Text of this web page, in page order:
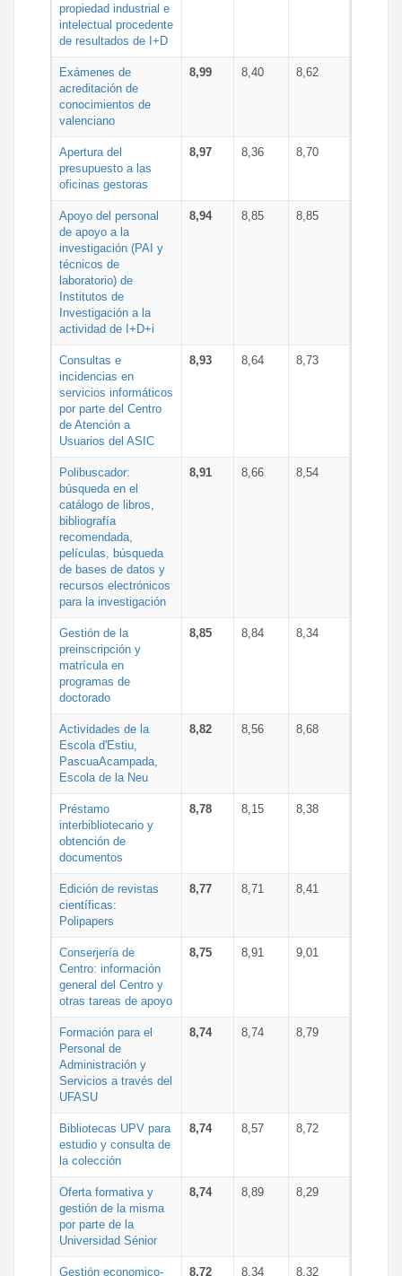
propiedad industrial e
intelectual procedente
de resultados de I+D
Exámenes de
acreditación de
conocimientos de
valenciano
8,99 8,40 8,62
Apertura del
presupuesto a las
oficinas gestoras
8,97 8,36 8,70
Apoyo del personal
de apoyo a la
investigación (PAI y
técnicos de
laboratorio) de
Institutos de
Investigación a la
actividad de I+D+i
8,94 8,85 8,85
Consultas e
incidencias en
servicios informáticos
por parte del Centro
de Atención a
Usuarios del ASIC
8,93 8,64 8,73
Polibuscador:
búsqueda en el
catálogo de libros,
bibliografía
recomendada,
películas, búsqueda
de bases de datos y
recursos electrónicos
para la investigación
8,91 8,66 8,54
Gestión de la
preinscripción y
matrícula en
programas de
doctorado
8,85 8,84 8,34
Actividades de la
Escola d'Estiu,
PascuaAcampada,
Escola de la Neu
8,82 8,56 8,68
Préstamo
interbibliotecario y
obtención de
documentos
8,78 8,15 8,38
Edición de revistas
científicas:
Polipapers
8,77 8,71 8,41
Conserjería de
Centro: información
general del Centro y
otras tareas de apoyo
8,75 8,91 9,01
Formación para el
Personal de
Administración y
Servicios a través del
UFASU
8,74 8,74 8,79
Bibliotecas UPV para
estudio y consulta de
la colección
8,74 8,57 8,72
Oferta formativa y
gestión de la misma
por parte de la
Universidad Sénior
8,74 8,89 8,29
Gestión economico- 8,72 8,34 8,32